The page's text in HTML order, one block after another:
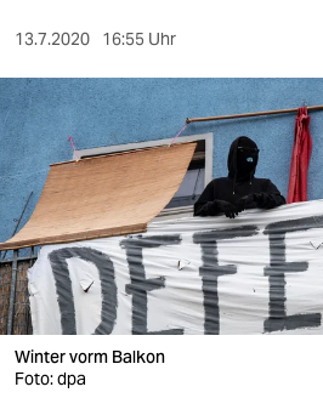
sport
berlin
nord
wahrheit
verlag
verlag
veranstaltungen
13.7.2020 16:55 Uhr
Winter vorm Balkon
Foto: dpa